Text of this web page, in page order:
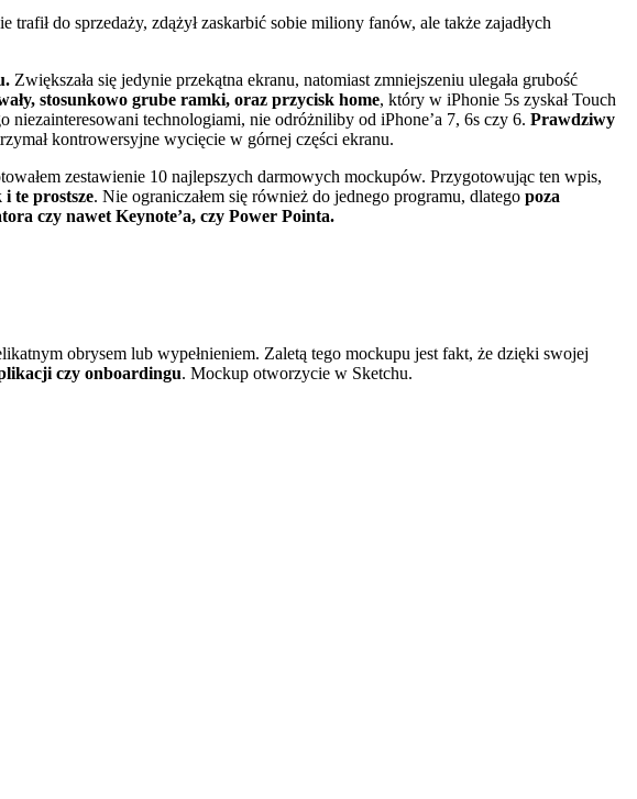
do sprzedaży, zdążył zaskarbić sobie miliony fanów, ale także zajadłych
Zwiększała się jedynie przekątna ekranu, natomiast zmniejszeniu ulegała grubość
stosunkowo grube ramki, oraz przycisk home, który w iPhonie 5s zyskał Touch
technologiami, nie odróżniliby od iPhone’a 7, 6s czy 6. Prawdziwy
kontrowersyjne wycięcie w górnej części ekranu.
zestawienie 10 najlepszych darmowych mockupów. Przygotowując ten wpis,
te prostsze. Nie ograniczałem się również do jednego programu, dlatego poza
czy nawet Keynote’a, czy Power Pointa.
obrysem lub wypełnieniem. Zaletą tego mockupu jest fakt, że dzięki swojej
czy onboardingu. Mockup otworzycie w Sketchu.